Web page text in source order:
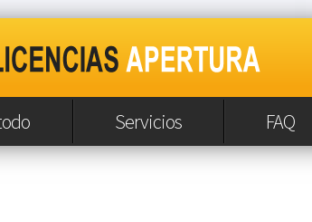
Servicios FAQ